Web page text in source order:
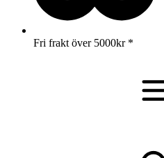
Fri frakt över 5000kr *